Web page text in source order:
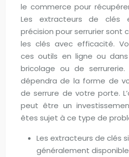
le commerce pour
Les extracteurs de
précision pour serrurier sont
les clés avec efficacité.
ces outils en ligne ou
bricolage ou de serrurerie.
dépendra de la forme de
de serrure de votre porte.
peut être un
êtes sujet à ce type de
Les extracteurs de clés
généralement